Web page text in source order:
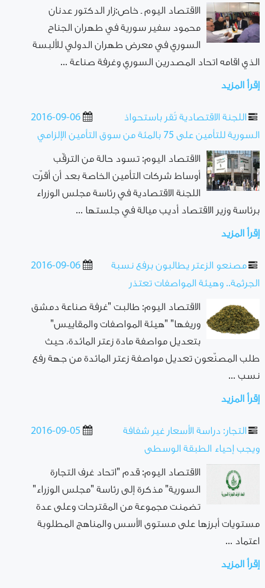
الاقتصاد اليوم ـ خاص:زار الدكتور عدنان
محمود سفير سورية في طهران الجناح
السوري في معرض طهران الدولي للألبسة
الذي اقامه اتحاد المصدرين السوري وغرفة صناعة ...
إقرأ المزيد
2016-09-06
اللجنة الاقتصادية تُقر باستحواذ
السورية للتأمين على 75 بالمئة من سوق التأمين الإلزامي
الاقتصاد اليوم: تسود حالة من الترقّب
أوساط شركات التأمين الخاصة بعد أن أقرّت
اللجنة الاقتصادية في رئاسة مجلس الوزراء
برئاسة وزير الاقتصاد أديب ميالة في جلستها ...
إقرأ المزيد
2016-09-06
مصنعو الزعتر يطالبون برفع نسبة
الجرثمة.. وهيئة المواصفات تعتذر
الاقتصاد اليوم: طالبت "غرفة صناعة دمشق
وريفها" "هيئة المواصفات والمقاييس"
بتعديل مواصفة مادة زعتر المائدة، حيث
طلب المصنّعون تعديل مواصفة زعتر المائدة من جهة رفع
نسب ...
إقرأ المزيد
2016-09-05
التجار: دراسة الأسعار غير شفافة
ويجب إحياء الطبقة الوسطى
الاقتصاد اليوم: قدم "اتحاد غرف التجارة
السورية" مذكرة إلى رئاسة "مجلس الوزراء"
تضمنت مجموعة من المقترحات وعلى عدة
مستويات أبرزها على مستوى الأسس والمناهج المطلوبة
اعتماد ...
إقرأ المزيد